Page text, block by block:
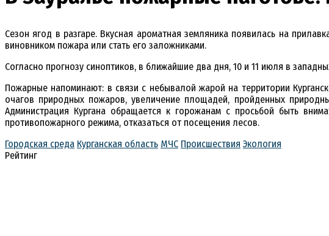
Сезон ягод в разгаре. Вкусная ароматная земляника появилась на
виновником пожара или стать его заложниками.
Согласно прогнозу синоптиков, в ближайшие два дня, 10 и 11 июля в
Пожарные напоминают: в связи с небывалой жарой на территории
очагов природных пожаров, увеличение площадей, пройденных
Администрация Кургана обращается к горожанам с просьбой быть
противопожарного режима, отказаться от посещения лесов.
Городская среда Курганская область МЧС Происшествия Экология
Рейтинг